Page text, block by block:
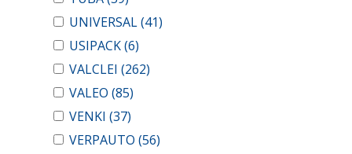
UNIVERSAL(41)
USIPACK(6)
VALCLEI (262)
VALEO (85)
VENKI (37)
VERPAUTO (56)